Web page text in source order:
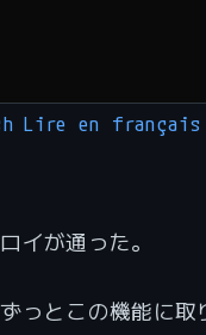
Lire en français
イが通った。
っとこの機能に取